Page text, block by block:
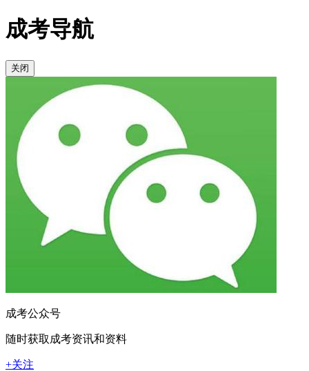
成考导航
关闭
成考公众号
随时获取成考资讯和资料
+关注